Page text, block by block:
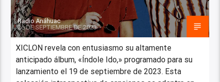
Radio Anáhuac
26 DE SEPTIEMBRE DE 2023
XICLON revela con entusiasmo su altamente
anticipado álbum, «Índole Ido,» programado para su
lanzamiento el 19 de septiembre de 2023. Esta